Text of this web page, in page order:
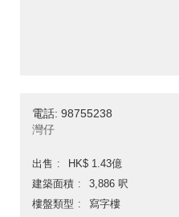
電話: 98755238
灣仔
出售
HK$ 1.43億
建築面積
3,886 呎
樓盤類型
寫字樓